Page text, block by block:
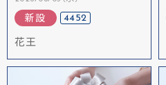
新設 4452
花王